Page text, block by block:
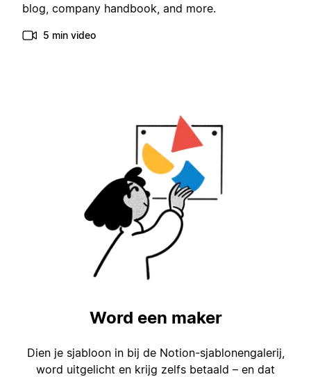
blog, company handbook, and more.
5 min video
Word een maker
Dien je sjabloon in bij de Notion-sjablonengalerij,
word uitgelicht en krijg zelfs betaald – en dat